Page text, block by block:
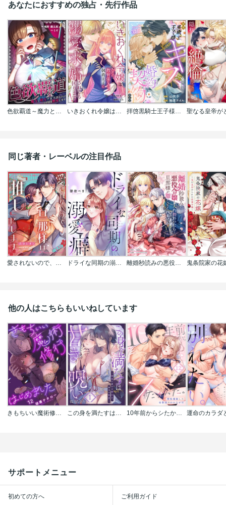
あなたにおすすめの独占・先行作品
色欲覇道～魔力と精力ツヨツヨなので24時間無双します～ いきおくれ令嬢はただの教育係なので、執着王子に溺愛求婚されても困ります！（単話版） 拝啓黒騎士王子様、キスで更新の婚約契約なんてハードル激高です！（単話版）
同じ著者・レーベルの注目作品
愛されないので、旦那様は「推し」にします ドライな同期の溺愛癖 離婚秒読みの悪役令嬢と入れ替わったら…旦那様が離してくれません！？
他の人はこちらもいいねしています
きもちいい魔術修行はじめました この身を満たすは甘き呪い～深夜の疼きを浄める、神主の執愛～ 10年前からシたかった。～理性爆散した幼馴染のわからせＨ
サポートメニュー
初めての方へ ご利用ガイド